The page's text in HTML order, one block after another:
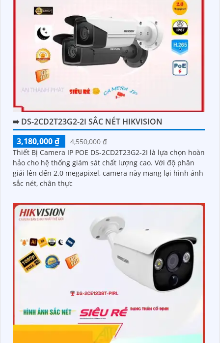
➠ DS-2CD2T23G2-2I SẮC NÉT HIKVISION
3,180,000 ₫
4,550,000 ₫
Thiết Bị Camera IP POE DS-2CD2T23G2-2I là lựa chọn hoàn
hảo cho hệ thống giám sát chất lượng cao. Với độ phân
giải lên đến 2.0 megapixel, camera này mang lại hình ảnh
sắc nét, chân thực